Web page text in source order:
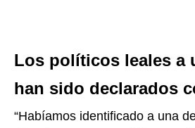
Los políticos leales a
han sido declarados
“Habíamos identificado a una